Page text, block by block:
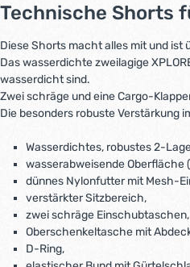
Technische Shorts
Diese Shorts macht alles mit und ist
Das wasserdichte zweilagige
wasserdicht sind.
Zwei schräge und eine Cargo-
Die besonders robuste Verstärkung
Wasserdichtes, robustes 2-
wasserabweisende Oberfläche
dünnes Nylonfutter mit Mesh-
verstärkter Sitzbereich,
zwei schräge Einschubtaschen,
Oberschenkeltasche mit
D-Ring,